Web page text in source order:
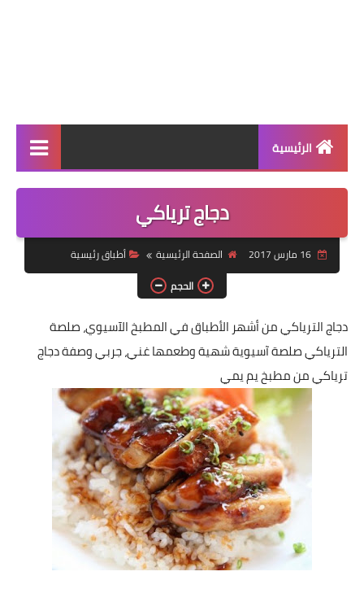
الرئيسية
الرئيسية
أطباق ووجبات
أطباق رئيسية
أطباق جانبية
مقبلات
سلطات
ساندويشات
مخبوزات
أطباق أطفال
أطباق بحرية
دجاج ترياكي
16 مارس 2017 الصفحة الرئيسية
أطباق رئيسية
الحجم
دجاج الترياكيمن أشهر الأطباق في المطبخ الآسيوي، صلصة
الترياكي صلصة آسيوية شهية وطعمها غني، جربي وصفة دجاج
ترياكي من مطبخ يم يمي